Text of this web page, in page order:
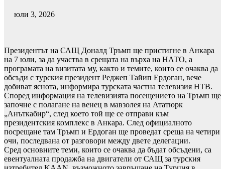
юли 3, 2026
Президентът на САЩ Доналд Тръмп ще пристигне в Анкара
на 7 юли, за да участва в срещата на върха на НАТО, а
програмата на визитата му, както и темите, които се очаква да
обсъди с турския президент Реджеп Тайип Ердоган, вече
добиват яснота, информира турската частна телевизия НТВ.
Според информация на телевизията посещението на Тръмп ще
започне с полагане на венец в мавзолея на Ататюрк
„Анъткабир“, след което той ще се отправи към
президентския комплекс в Анкара. След официалното
посрещане там Тръмп и Ердоган ще проведат среща на четири
очи, последвана от разговори между двете делегации.
Сред основните теми, които се очаква да бъдат обсъдени, са
евентуалната продажба на двигатели от САЩ за турския